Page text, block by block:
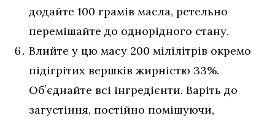
додайте 100 грамів масла, ретельно
перемішайте до однорідного стану.
Влийте у цю масу 200 мілілітрів окремо
підігрітих вершків жирністю 33%.
Обʼєднайте всі інгредієнти. Варіть до
загустіння, постійно помішуючи,